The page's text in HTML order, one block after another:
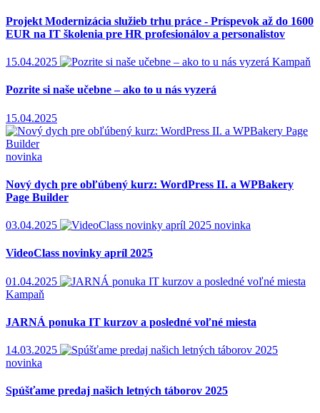
Projekt Modernizácia služieb trhu práce - Príspevok až do 1600
EUR na IT školenia pre HR profesionálov a personalistov
15.04.2025 Kampaň
Pozrite si naše učebne – ako to u nás vyzerá
15.04.2025
novinka
Nový dych pre obľúbený kurz: WordPress II. a WPBakery
Page Builder
03.04.2025 novinka
VideoClass novinky apríl 2025
01.04.2025
Kampaň
JARNÁ ponuka IT kurzov a posledné voľné miesta
14.03.2025
novinka
Spúšťame predaj našich letných táborov 2025